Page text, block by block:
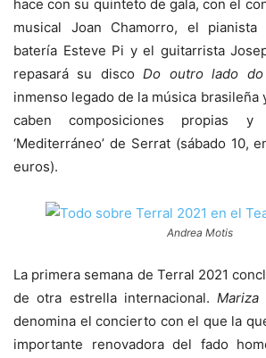
hace con su quinteto de gala, con el
musical Joan Chamorro, el pianista
batería Esteve Pi y el guitarrista
repasará su discoDo outro lado
inmenso legado de la música brasileña
caben composiciones propias
‘Mediterráneo’ de Serrat (sábado 10,
euros).
Andrea Motis
La primera semana de Terral 2021
de otra estrella internacional. Mariza
denomina el concierto con el que la
importante renovadora del fado